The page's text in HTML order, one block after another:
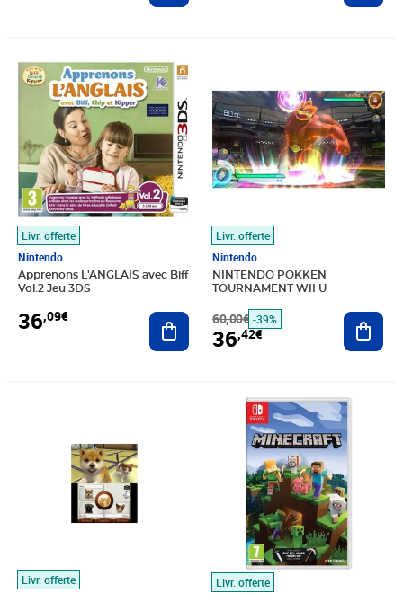
Livr. offerte
Nintendo
Apprenons L'ANGLAIS avec Biff
Vol.2 Jeu 3DS
36,09€
Prix 36,09€
Ajouter au panier
Livr. offerte
Nintendo
NINTENDO POKKEN
TOURNAMENT WII U
60,00€ -39%
36,42€
Livr. offerte
Livr. offerte
Prix 38,38€